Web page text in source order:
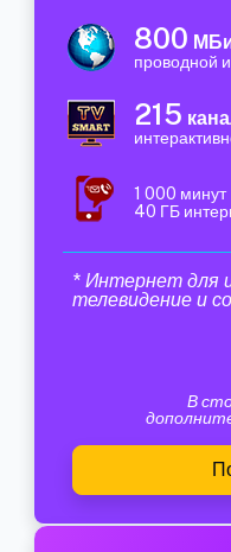
800
проводной
215
1 000 минут
40 ГБ
* Интернет для
телевидение и
В